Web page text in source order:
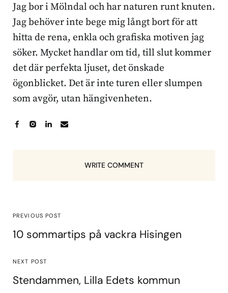
Jag bor i Mölndal och har naturen runt knuten.
Jag behöver inte bege mig långt bort för att
hitta de rena, enkla och grafiska motiven jag
söker. Mycket handlar om tid, till slut kommer
det där perfekta ljuset, det önskade
ögonblicket. Det är inte turen eller slumpen
som avgör, utan hängivenheten.
WRITE COMMENT
PREVIOUS POST
10 sommartips på vackra Hisingen
NEXT POST
Stendammen, Lilla Edets kommun